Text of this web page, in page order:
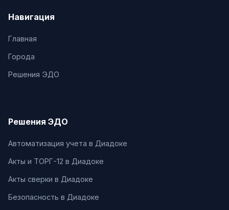
Навигация
Главная
Города
Решения ЭДО
Решения ЭДО
Автоматизация учета в Диадоке
Акты и ТОРГ-12 в Диадоке
Акты сверки в Диадоке
Безопасность в Диадоке